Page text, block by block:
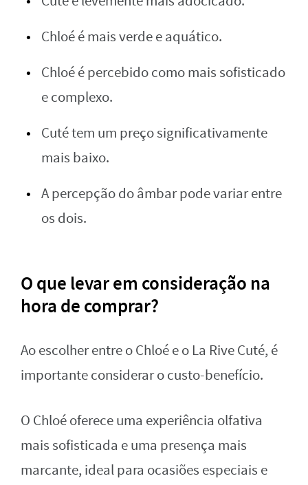
Chloé é mais verde e aquático.
Chloé é percebido como mais sofisticado
e complexo.
Cuté tem um preço significativamente
mais baixo.
A percepção do âmbar pode variar entre
os dois.
O que levar em consideração na
hora de comprar?
Ao escolher entre o Chloé e o La Rive Cuté, é
importante considerar o custo-benefício.
O Chloé oferece uma experiência olfativa
mais sofisticada e uma presença mais
marcante, ideal para ocasiões especiais e